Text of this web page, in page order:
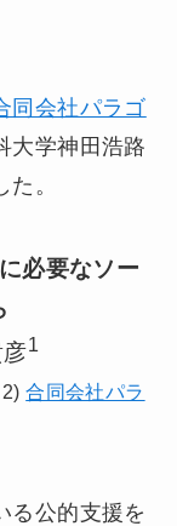
同会社パラゴ
大学神田浩路
。
必要なソー
1
2)合同会社パラ
る公的支援を